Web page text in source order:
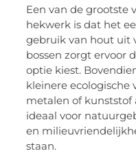
Een van de grootste
hekwerk is dat het
gebruik van hout uit
bossen zorgt ervoor
optie kiest.
kleinere ecologische
metalen of
ideaal voor
en
staan.